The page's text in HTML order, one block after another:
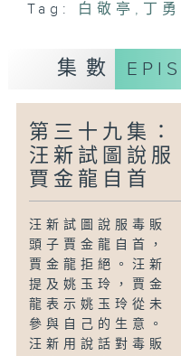
Tag: 白敬亭 , 丁勇
集數
第三十九集：
汪新試圖說服
賈金龍自首
汪新試圖說服毒販
頭子賈金龍自首，
賈金龍拒絕。汪新
提及姚玉玲，賈金
龍表示姚玉玲從未
參與自己的生意。
汪新用說話對毒販